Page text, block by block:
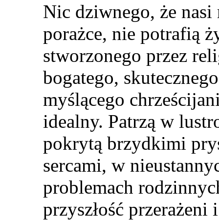
Nic dziwnego, że nasi
porażce, nie potrafią
stworzonego przez
bogatego,
myślącego
idealny. Patrzą w
pokrytą brzydkimi
sercami, w
problemach
przyszłość